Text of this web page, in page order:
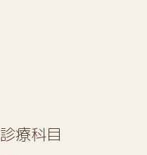
診療科目